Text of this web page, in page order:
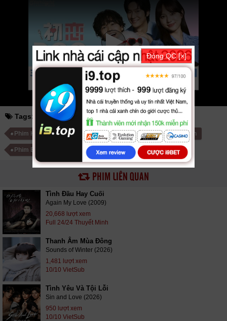
phimnet luotphim hopphim
hhpanda
... Thể loại phim: Truyền Hình cập nhật
phụ đề Vietsub nhanh nhất, xem online nhanh nhất. Tải link fshare drive
và download phim Tình Đầu Cún Cưng vtv HTV SCTV GOTV FullHD mới
nhất. Mời các bạn đón xem bộ phim
Tình Đầu Cún Cưng10/10 VietSub
Tags: tình đầu cún cưng
Phim Hàn Quốc Phim Bộ Hàn Quốc Phim Nhật Bản
Phim Bộ Nhật Bản
PHIM LIÊN QUAN
Tình Đầu Hay Cuối
Again My Love (2009)
20,668 lượt xem
Full 24/24 Thuyết Minh
Thanh Âm Mùa Đông
Sounds of Winter (2026)
1,481 lượt xem
10/10 VietSub
Tình Yêu Và Tội Lỗi
Sin and Love (2026)
950 lượt xem
10/10 VietSub
Đóng QC [×]